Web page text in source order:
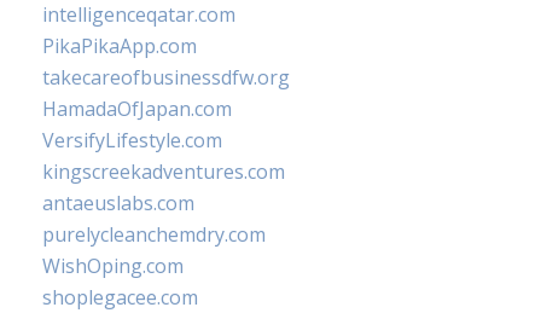
intelligenceqatar.com
PikaPikaApp.com
takecareofbusinessdfw.org
HamadaOfJapan.com
VersifyLifestyle.com
kingscreekadventures.com
antaeuslabs.com
purelycleanchemdry.com
WishOping.com
shoplegacee.com